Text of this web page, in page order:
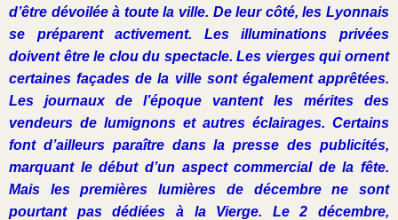
d’être dévoilée à toute la ville. De leur côté, les Lyonnais
se préparent activement. Les illuminations privées
doivent être le clou du spectacle. Les vierges qui ornent
certaines façades de la ville sont également apprêtées.
Les journaux de l’époque vantent les mérites des
vendeurs de lumignons et autres éclairages. Certains
font d’ailleurs paraître dans la presse des publicités,
marquant le début d’un aspect commercial de la fête.
Mais les premières lumières de décembre ne sont
pourtant pas dédiées à la Vierge. Le 2 décembre,